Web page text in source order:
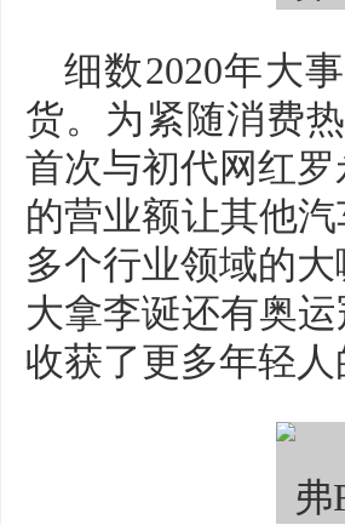
细数2020年大
货。为紧随消费
首次与初代网红
的营业额让其他
多个行业领域的
大拿李诞还有奥
收获了更多年轻